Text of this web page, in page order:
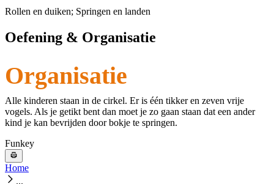
Rollen en duiken; Springen en landen
Oefening & Organisatie
Organisatie
Alle kinderen staan in de cirkel. Er is één tikker en zeven vrije
vogels. Als je getikt bent dan moet je zo gaan staan dat een ander
kind je kan bevrijden door bokje te springen.
Funkey
Home
...